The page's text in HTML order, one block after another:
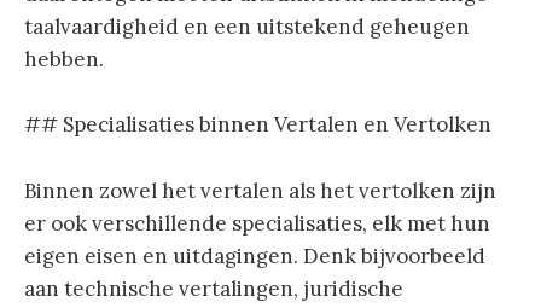
taalvaardigheid en een uitstekend geheugen
hebben.
## Specialisaties binnen Vertalen en Vertolken
Binnen zowel het vertalen als het vertolken zijn
er ook verschillende specialisaties, elk met hun
eigen eisen en uitdagingen. Denk bijvoorbeeld
aan technische vertalingen, juridische